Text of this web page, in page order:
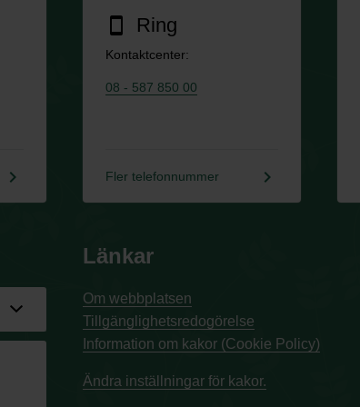
keyboard_arrow_right
smartphone Ring
Kontaktcenter:
08 - 587 850 00
Fler telefonnummer keyboard_arrow_right
Länkar
Om webbplatsen
Tillgänglighetsredogörelse
Information om kakor (Cookie Policy)
Ändra inställningar för kakor.